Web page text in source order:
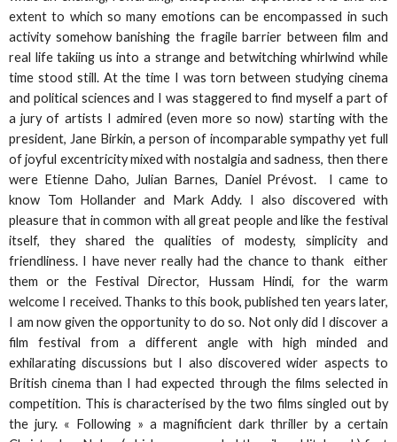
extent to which so many emotions can be encompassed in such
activity somehow banishing the fragile barrier between film and
real life takiing us into a strange and betwitching whirlwind while
time stood still. At the time I was torn between studying cinema
and political sciences and I was staggered to find myself a part of
a jury of artists I admired (even more so now) starting with the
president, Jane Birkin, a person of incomparable sympathy yet full
of joyful excentricity mixed with nostalgia and sadness, then there
were Etienne Daho, Julian Barnes, Daniel Prévost. I came to
know Tom Hollander and Mark Addy. I also discovered with
pleasure that in common with all great people and like the festival
itself, they shared the qualities of modesty, simplicity and
friendliness. I have never really had the chance to thank either
them or the Festival Director, Hussam Hindi, for the warm
welcome I received. Thanks to this book, published ten years later,
I am now given the opportunity to do so. Not only did I discover a
film festival from a different angle with high minded and
exhilarating discussions but I also discovered wider aspects to
British cinema than I had expected through the films selected in
competition. This is characterised by the two films singled out by
the jury. « Following » a magnificient dark thriller by a certain